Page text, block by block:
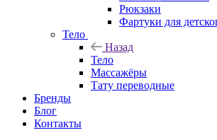
Рюкзаки
Фартуки для
Тело
Назад
Тело
Массажёры
Тату переводные
Бренды
Блог
Контакты